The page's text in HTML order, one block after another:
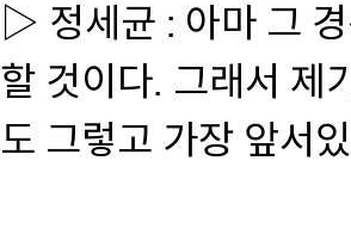
▷ 정세균 : 아마 그
할 것이다. 그래서 제
도 그렇고 가장 앞서